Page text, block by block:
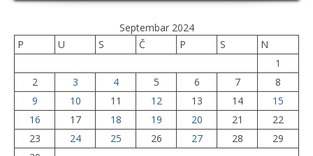
Septembar 2024
P
U S Č P S
N
1
2
3 4 5 6 7
8
9
10 11 12 13 14
15
16
17 18 19 20 21
22
23
24 25 26 27 28
29